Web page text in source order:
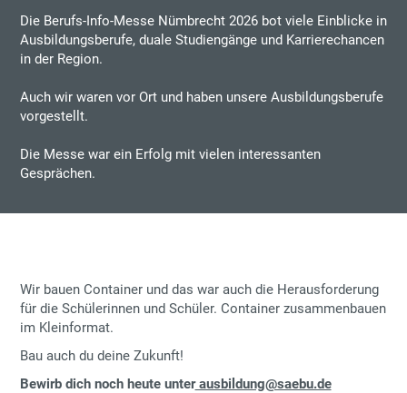
Die Berufs-Info-Messe Nümbrecht 2026 bot viele Einblicke in
Ausbildungsberufe, duale Studiengänge und Karrierechancen
in der Region.
Auch wir waren vor Ort und haben unsere Ausbildungsberufe
vorgestellt.
Die Messe war ein Erfolg mit vielen interessanten
Gesprächen.
Wir bauen Container und das war auch die Herausforderung
für die Schülerinnen und Schüler. Container zusammenbauen
im Kleinformat.
Bau auch du deine Zukunft!
Bewirb dich noch heute unterausbildung@saebu.de